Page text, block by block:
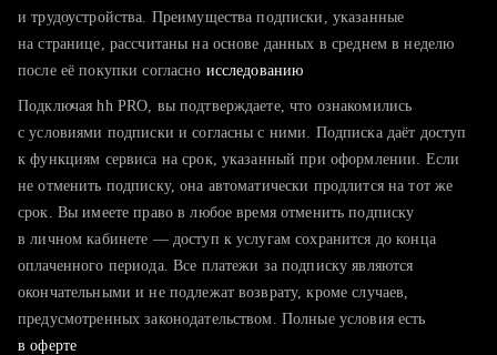
тратите много времени на поиск и вручную поднимаете
хотите сравнить себя с конкурентами и оценить шансы
и трудоустройства. Преимущества подписки, указанные
на странице, рассчитаны на основе данных в среднем в неделю
после её покупки согласно исследованию
Подключая hh PRO, вы подтверждаете, что ознакомились
с условиями подписки и согласны с ними. Подписка даёт доступ
к функциям сервиса на срок, указанный при оформлении. Если
не отменить подписку, она автоматически продлится на тот же
срок. Вы имеете право в любое время отменить подписку
в личном кабинете — доступ к услугам сохранится до конца
оплаченного периода. Все платежи за подписку являются
окончательными и не подлежат возврату, кроме случаев,
предусмотренных законодательством. Полные условия есть
в оферте